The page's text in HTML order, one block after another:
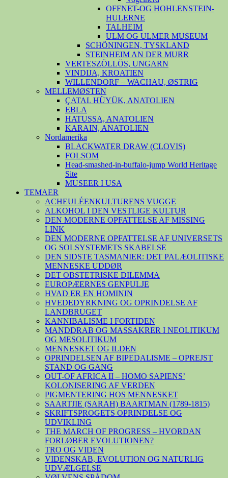
OFFNET-OG HOHLENSTEIN-
HULERNE
TALHEIM
ULM OG ULMER MUSEUM
SCHÖNINGEN, TYSKLAND
STEINHEIM AN DER MURR
VERTESZÖLLÖS, UNGARN
VINDIJA, KROATIEN
WILLENDORF – WACHAU, ØSTRIG
MELLEMØSTEN
ÇATAL HÜYÜK, ANATOLIEN
EBLA
HATUSSA, ANATOLIEN
KARAIN, ANATOLIEN
Nordamerika
BLACKWATER DRAW (CLOVIS)
FOLSOM
Head-smashed-in-buffalo-jump World Heritage
Site
MUSEER I USA
TEMAER
ACHEULÉENKULTURENS VUGGE
ALKOHOL I DEN VESTLIGE KULTUR
DEN MODERNE OPFATTELSE AF MISSING
LINK
DEN MODERNE OPFATTELSE AF UNIVERSETS
OG SOLSYSTEMETS SKABELSE
DEN SIDSTE TASMANIER: DET PALÆOLITISKE
MENNESKE UDDØR
DET OBSTETRISKE DILEMMA
EUROPÆERNES GENPULJE
HVAD ER EN HOMININ
HVEDEDYRKNING OG OPRINDELSE AF
LANDBRUGET
KANNIBALISME I FORTIDEN
MANDDRAB OG MASSAKRER I NEOLITIKUM
OG MESOLITIKUM
MENNESKET OG ILDEN
OPRINDELSEN AF BIPEDALISME – OPREJST
STAND OG GANG
OUT-OF AFRICA II – HOMO SAPIENS’
KOLONISERING AF VERDEN
PIGMENTERING HOS MENNESKET
SAARTJIE (SARAH) BAARTMAN (1789-1815)
SKRIFTSPROGETS OPRINDELSE OG
UDVIKLING
THE MARCH OF PROGRESS – HVORDAN
FORLØBER EVOLUTIONEN?
TRO OG VIDEN
VIDENSKAB, EVOLUTION OG NATURLIG
UDVÆLGELSE